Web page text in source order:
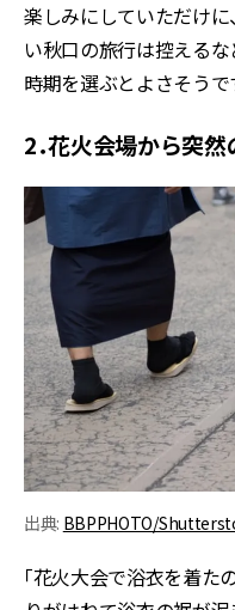
楽しみにしていただけ
い秋口の旅行は控える
時期を選ぶとよさそうで
2．花火会場から突
出典: BBPPHOTO/
「花火大会で浴衣を着た